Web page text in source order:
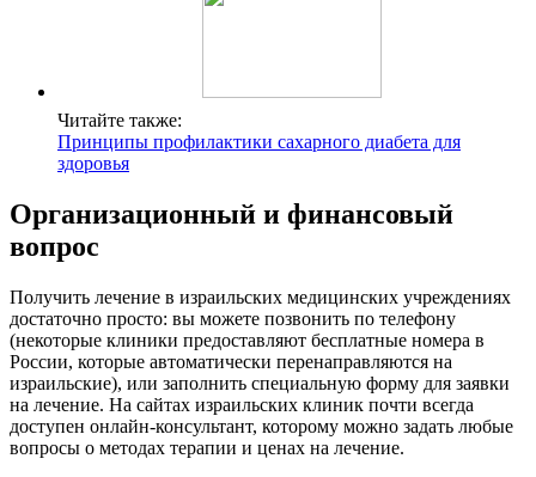
Читайте также:
Принципы профилактики сахарного диабета для
здоровья
Организационный и финансовый
вопрос
Получить лечение в израильских медицинских учреждениях
достаточно просто: вы можете позвонить по телефону
(некоторые клиники предоставляют бесплатные номера в
России, которые автоматически перенаправляются на
израильские), или заполнить специальную форму для заявки
на лечение. На сайтах израильских клиник почти всегда
доступен онлайн-консультант, которому можно задать любые
вопросы о методах терапии и ценах на лечение.